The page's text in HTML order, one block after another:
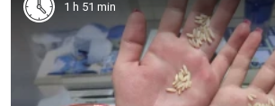
1 h 51 min